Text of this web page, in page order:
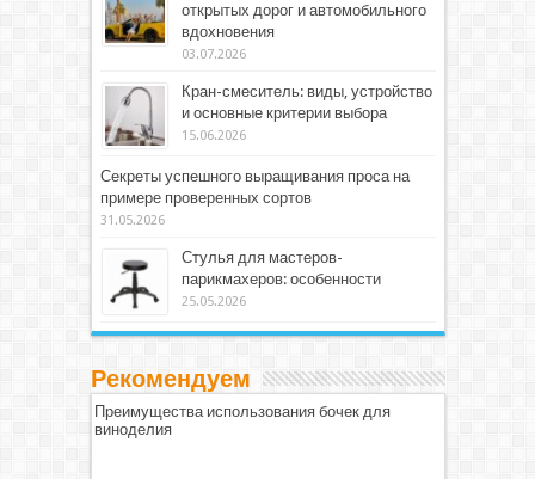
открытых дорог и автомобильного
вдохновения
03.07.2026
Кран-смеситель: виды, устройство
и основные критерии выбора
15.06.2026
Секреты успешного выращивания проса на
примере проверенных сортов
31.05.2026
Стулья для мастеров-
парикмахеров: особенности
25.05.2026
Рекомендуем
Преимущества использования бочек для
виноделия